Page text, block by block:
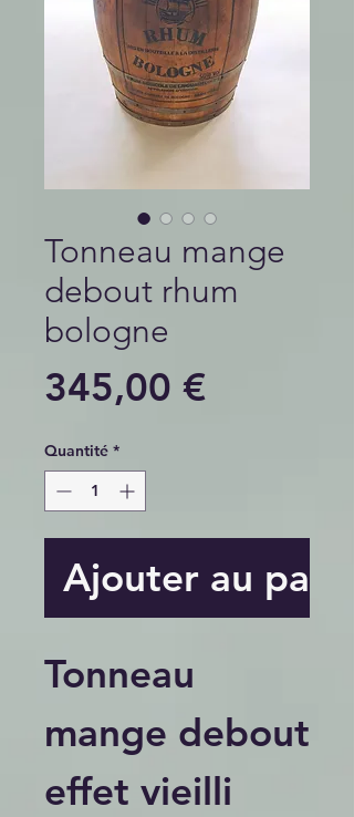
Tonneau mange
debout rhum
bologne
345,00 €Prix
Quantité *
Ajouter au
Tonneau
mange debout
effet vieilli